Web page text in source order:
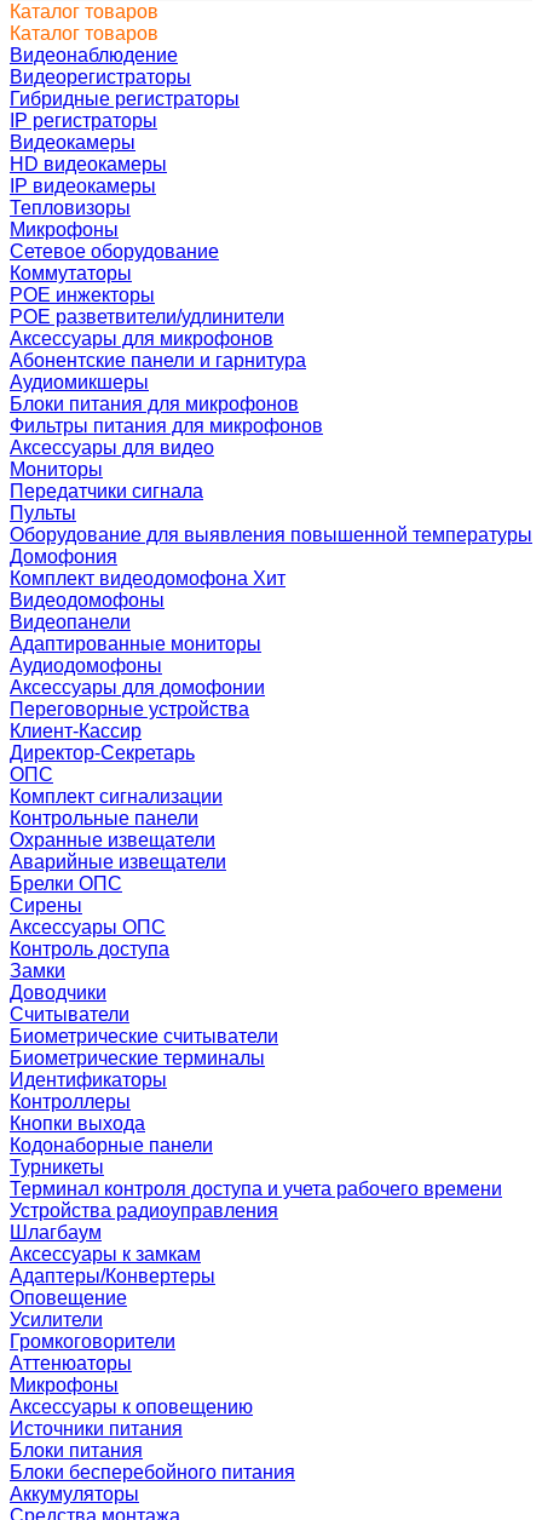
Каталог товаров
Каталог товаров
Видеонаблюдение
Видеорегистраторы
Гибридные регистраторы
IP регистраторы
Видеокамеры
HD видеокамеры
IP видеокамеры
Тепловизоры
Микрофоны
Сетевое оборудование
Коммутаторы
POE инжекторы
POE разветвители/удлинители
Аксессуары для микрофонов
Абонентские панели и гарнитура
Аудиомикшеры
Блоки питания для микрофонов
Фильтры питания для микрофонов
Аксессуары для видео
Мониторы
Передатчики сигнала
Пульты
Оборудование для выявления повышенной температуры
Домофония
Комплект видеодомофона Хит
Видеодомофоны
Видеопанели
Адаптированные мониторы
Аудиодомофоны
Аксессуары для домофонии
Переговорные устройства
Клиент-Кассир
Директор-Секретарь
ОПС
Комплект сигнализации
Контрольные панели
Охранные извещатели
Аварийные извещатели
Брелки ОПС
Сирены
Аксессуары ОПС
Контроль доступа
Замки
Доводчики
Считыватели
Биометрические считыватели
Биометрические терминалы
Идентификаторы
Контроллеры
Кнопки выхода
Кодонаборные панели
Турникеты
Терминал контроля доступа и учета рабочего времени
Устройства радиоуправления
Шлагбаум
Аксессуары к замкам
Адаптеры/Конвертеры
Оповещение
Усилители
Громкоговорители
Аттенюаторы
Микрофоны
Аксессуары к оповещению
Источники питания
Блоки питания
Блоки бесперебойного питания
Аккумуляторы
Средства монтажа